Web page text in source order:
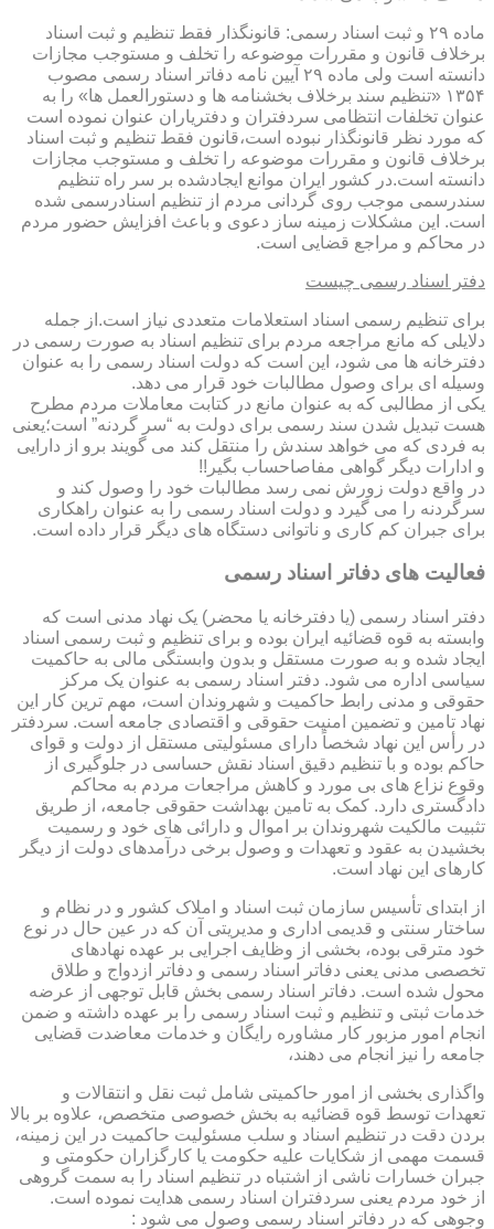
ماده ۲۹ و ثبت اسناد رسمی: قانونگذار فقط تنظیم و ثبت اسناد
برخلاف قانون و مقررات موضوعه را تخلف و مستوجب مجازات
دانسته است ولی ماده ۲۹ آیین نامه دفاتر اسناد رسمی مصوب
۱۳۵۴ «تنظیم سند برخلاف بخشنامه ها و دستورالعمل ها» را به
عنوان تخلفات انتظامی سردفتران و دفتریاران عنوان نموده است
که مورد نظر قانونگذار نبوده است،قانون فقط تنظیم و ثبت اسناد
برخلاف قانون و مقررات موضوعه را تخلف و مستوجب مجازات
دانسته است.در کشور ایران موانع ایجادشده بر سر راه تنظیم
سندرسمی موجب روی گردانی مردم از تنظیم اسنادرسمی شده
است. این مشکلات زمینه ساز دعوی و باعث افزایش حضور مردم
در محاکم و مراجع قضایی است.
دفتر اسناد رسمی چیست
برای تنظیم رسمی اسناد استعلامات متعددی نیاز است.از جمله
دلایلی که مانع مراجعه مردم برای تنظیم اسناد به صورت رسمی در
دفترخانه ها می شود، این است که دولت اسناد رسمی را به عنوان
وسیله ای برای وصول مطالبات خود قرار می دهد.
یکی از مطالبی که به عنوان مانع در کتابت معاملات مردم مطرح
هست تبدیل شدن سند رسمی برای دولت به “سر گردنه” است؛یعنی
به فردی که می خواهد سندش را منتقل کند می گویند برو از دارایی
و ادارات دیگر گواهی مفاصاحساب بگیر!!
در واقع دولت زورش نمی رسد مطالبات خود را وصول کند و
سرگردنه را می گیرد و دولت اسناد رسمی را به عنوان راهکاری
برای جبران کم کاری و ناتوانی دستگاه های دیگر قرار داده است.
فعالیت های دفاتر اسناد رسمی
دفتر اسناد رسمی (یا دفترخانه یا محضر) یک نهاد مدنی است که
وابسته به قوه قضائیه ایران بوده و برای تنظیم و ثبت رسمی اسناد
ایجاد شده و به صورت مستقل و بدون وابستگی مالی به حاکمیت
سیاسی اداره می شود. دفتر اسناد رسمی به عنوان یک مرکز
حقوقی و مدنی رابط حاکمیت و شهروندان است، مهم ترین کار این
نهاد تامین و تضمین امنیت حقوقی و اقتصادی جامعه است. سردفتر
در رأس این نهاد شخصاً دارای مسئولیتی مستقل از دولت و قوای
حاکم بوده و با تنظیم دقیق اسناد نقش حساسی در جلوگیری از
وقوع نزاع های بی مورد و کاهش مراجعات مردم به محاکم
دادگستری دارد. کمک به تامین بهداشت حقوقی جامعه، از طریق
تثبیت مالکیت شهروندان بر اموال و دارائی های خود و رسمیت
بخشیدن به عقود و تعهدات و وصول برخی درآمدهای دولت از دیگر
کارهای این نهاد است.
از ابتدای تأسیس سازمان ثبت اسناد و املاک کشور و در نظام و
ساختار سنتی و قدیمی اداری و مدیریتی آن که در عین حال در نوع
خود مترقی بوده، بخشی از وظایف اجرایی بر عهده نهادهای
تخصصی مدنی یعنی دفاتر اسناد رسمی و دفاتر ازدواج و طلاق
محول شده است. دفاتر اسناد رسمی بخش قابل توجهی از عرضه
خدمات ثبتی و تنظیم و ثبت اسناد رسمی را بر عهده داشته و ضمن
انجام امور مزبور کار مشاوره رایگان و خدمات معاضدت قضایی
جامعه را نیز انجام می دهند،
واگذاری بخشی از امور حاکمیتی شامل ثبت نقل و انتقالات و
تعهدات توسط قوه قضائیه به بخش خصوصی متخصص، علاوه بر بالا
بردن دقت در تنظیم اسناد و سلب مسئولیت حاکمیت در این زمینه،
قسمت مهمی از شکایات علیه حکومت یا کارگزاران حکومتی و
جبران خسارات ناشی از اشتباه در تنظیم اسناد را به سمت گروهی
از خود مردم یعنی سردفتران اسناد رسمی هدایت نموده است.
وجوهی که در دفاتر اسناد رسمی وصول می شود :